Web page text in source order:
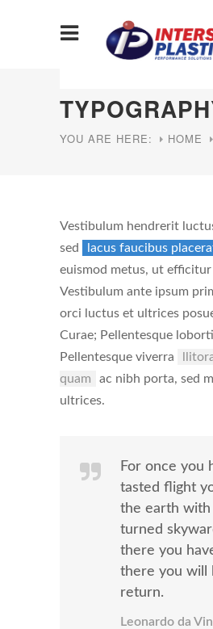
YOU ARE HERE: HOME
Vestibulum hendrerit
sed
lacus faucibus
euismod metus, ut efficitur
Vestibulum ante ipsum
orci luctus et ultrices
Curae; Pellentesque
Pellentesque viverra
quam
ac nibh porta, sed
ultrices.
For once you
tasted flight
the earth with
turned
there you
there you will
return.
Leonardo da